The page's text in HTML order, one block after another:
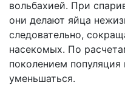
вольбахией. При
они делают яйца
следовательно,
насекомых. По
поколением популяция
уменьшаться.